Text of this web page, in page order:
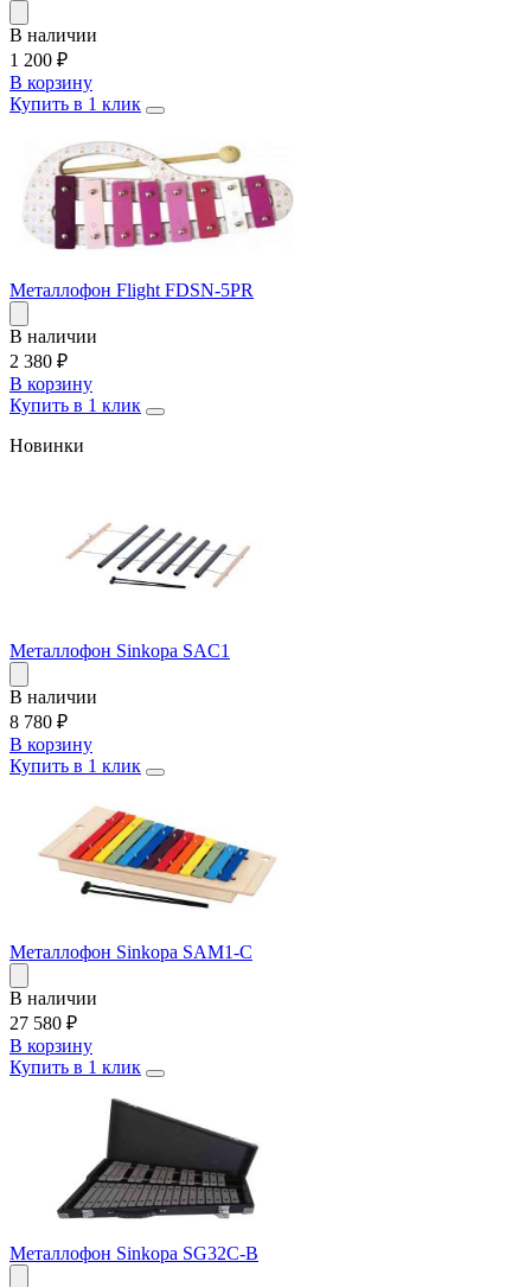
В наличии
1 200 ₽
В корзину
Купить в 1 клик
Металлофон Flight FDSN-5PR
В наличии
2 380 ₽
В корзину
Купить в 1 клик
Новинки
Металлофон Sinkopa SAC1
В наличии
8 780 ₽
В корзину
Купить в 1 клик
Металлофон Sinkopa SAM1-С
В наличии
27 580 ₽
В корзину
Купить в 1 клик
Металлофон Sinkopa SG32С-B